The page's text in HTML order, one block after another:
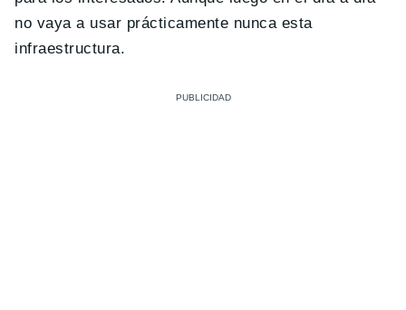
no vaya a usar prácticamente nunca esta
infraestructura.